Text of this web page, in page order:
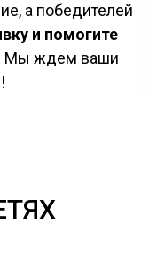
а победителей
и помогите
Мы ждем ваши